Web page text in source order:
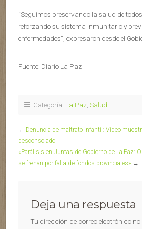
“Seguimos preservando la salud de
reforzando su sistema inmunitario y
enfermedades”, expresaron desde el
Fuente: Diario La Paz
Categoría: La Paz, Salud
← Denuncia de maltrato infantil: Video
desconsolado
«Parálisis en Juntas de Gobierno de La Paz:
se frenan por falta de fondos provinciales» →
Deja una respuesta
Tu dirección de correo electrónico